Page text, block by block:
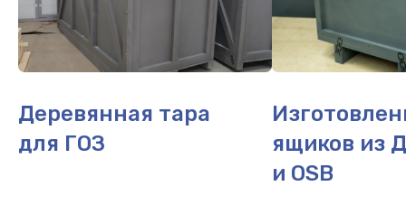
Деревянная тара
для ГОЗ
ящиков из
и OSB